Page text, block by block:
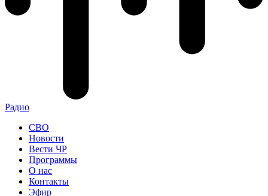
Радио
СВО
Новости
Вести ЧР
Программы
О нас
Контакты
Эфир